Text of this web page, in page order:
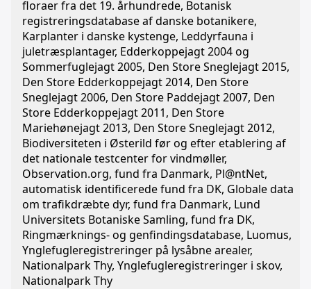
floraer fra det 19. århundrede, Botanisk
registreringsdatabase af danske botanikere,
Karplanter i danske kystenge, Leddyrfauna i
juletræsplantager, Edderkoppejagt 2004 og
Sommerfuglejagt 2005, Den Store Sneglejagt 2015,
Den Store Edderkoppejagt 2014, Den Store
Sneglejagt 2006, Den Store Paddejagt 2007, Den
Store Edderkoppejagt 2011, Den Store
Mariehønejagt 2013, Den Store Sneglejagt 2012,
Biodiversiteten i Østerild før og efter etablering af
det nationale testcenter for vindmøller,
Observation.org, fund fra Danmark, Pl@ntNet,
automatisk identificerede fund fra DK, Globale data
om trafikdræbte dyr, fund fra Danmark, Lund
Universitets Botaniske Samling, fund fra DK,
Ringmærknings- og genfindingsdatabase, Luomus,
Ynglefugleregistreringer på lysåbne arealer,
Nationalpark Thy, Ynglefugleregistreringer i skov,
Nationalpark Thy